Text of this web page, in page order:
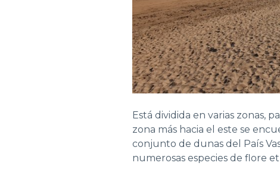
Está dividida en varias zonas,
zona más hacia el este se
conjunto de dunas del País
numerosas especies de flore